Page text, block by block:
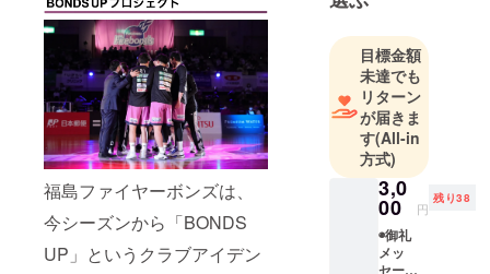
福島ファイヤーボンズは、
今シーズンから「BONDS
UP」というクラブアイデン
ルクラブで
す。
(B.LEAGUE
東地区2部所
属)
目標金額
未達でも
リターン
が届きま
す(All-in
方式)
3,0
00 円
残り38
◉御礼
メッ
セージ